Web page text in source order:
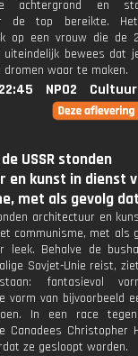
achtergrond en
de top bereikte.
op een vrouw die de
uiteindelijk bewees dat
dromen waar te maken.
NPO2
USSR stonden
en kunst in dienst
met als gevolg
architectuur en
communisme, met als
leek. Behalve de
Sovjet-Unie reist,
fantasievol
vorm van bijvoorbeeld
In een race
Canadees Christopher
ze gesloopt worden.